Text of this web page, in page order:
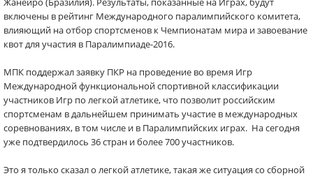
включены в рейтинг Международного паралимпийского комитета,
влияющий на отбор спортсменов к Чемпионатам мира и завоевание
квот для участия в Паралимпиаде-2016.
МПК поддержал заявку ПКР на проведение во время Игр
Международной функциональной спортивной классификации
участников Игр по легкой атлетике, что позволит российским
спортсменам в дальнейшем принимать участие в международных
соревнованиях, в том числе и в Паралимпийских играх. На сегодня
уже подтвердилось 36 стран и более 700 участников.
Это я только сказал о легкой атлетике, такая же ситуация со сборной